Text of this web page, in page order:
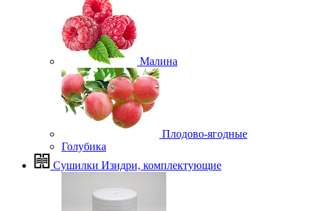
Малина
Плодово-ягодные
Голубика
Сушилки Изидри, комплектующие